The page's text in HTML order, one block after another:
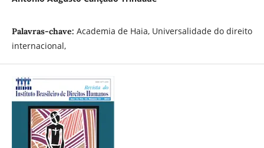
Palavras-chave: Academia de Haia, Universalidade do direito
internacional,